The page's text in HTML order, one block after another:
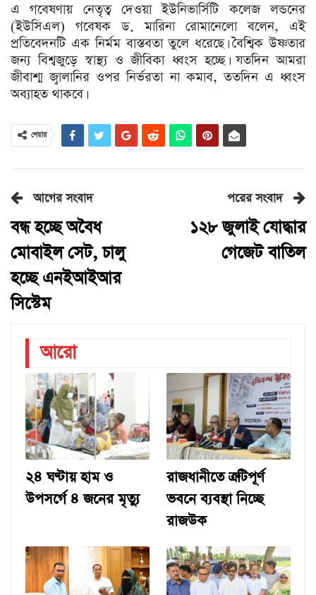
এ গবেষণায় নেতৃত্ব দেওয়া ইউনিভার্সিটি কলেজ লন্ডনের
(ইউসিএল) গবেষক ড. মারিনা রোমানেলো বলেন, এই
প্রতিবেদনটি এক নির্মম বাস্তবতা তুলে ধরেছে। বৈশ্বিক উষ্ণতার
জন্য বিশ্বজুড়ে স্বাস্থ্য ও জীবিকা ধ্বংস হচ্ছে। যতদিন আমরা
জীবাশ্ম জ্বালানির ওপর নির্ভরতা না কমাব, ততদিন এ ধ্বংস
অব্যাহত থাকবে।
শেয়ার
আগের সংবাদ
বন্ধ হচ্ছে অবৈধ
মোবাইল সেট, চালু
হচ্ছে এনইআইআর
সিস্টেম
পরের সংবাদ
১২৮ জুলাই যোদ্ধার
গেজেট বাতিল
আরো
২৪ ঘণ্টায় হাম ও
উপসর্গে ৪ জনের মৃত্যু
রাজধানীতে ত্রুটিপূর্ণ
ভবনে ব্যবস্থা নিচ্ছে
রাজউক